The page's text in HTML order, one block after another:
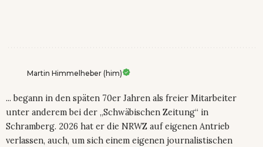
Martin Himmelheber (him)
... begann in den späten 70er Jahren als freier Mitarbeiter
unter anderem bei der „Schwäbischen Zeitung“ in
Schramberg. 2026 hat er die NRWZ auf eigenen Antrieb
verlassen, auch, um sich einem eigenen journalistischen